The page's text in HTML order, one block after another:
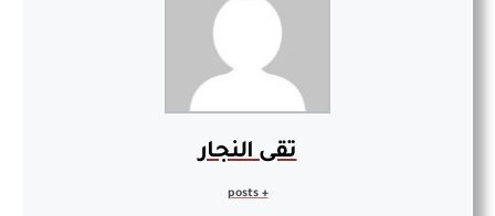
تقى النجار